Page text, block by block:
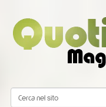
Cerca nel sito